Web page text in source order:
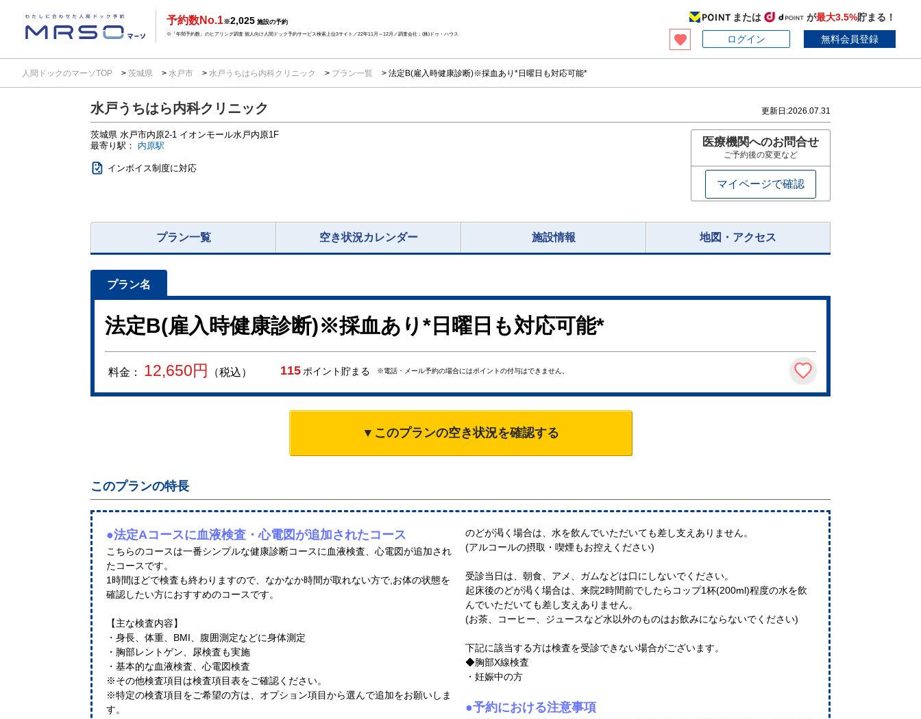
予約数No.1※2,025 施設の予約
※「年間予約数」のヒアリング調査 個人向け人間ドック予約サービス検索上位3サイト／22年11月～12月／調査会社：(株)ドゥ・ハウス
または が最大3.5%貯まる！
ログイン
無料会員登録
人間ドックのマーソTOP 茨城県 水戸市 水戸うちはら内科クリニック プラン一覧 法定B(雇入時健康診断)※採血あり*日曜日も対応可能*
水戸うちはら内科クリニック 更新日:2026.07.31
茨城県 水戸市内原2-1 イオンモール水戸内原1F
最寄り駅： 内原駅
インボイス制度に対応
医療機関へのお問合せ
ご予約後の変更など
マイページで確認
プラン一覧 空き状況カレンダー 施設情報 地図・アクセス
法定B(雇入時健康診断)※採血あり*日曜日も対応可能*
料金： 12,650円 （税込） 115 ポイント貯まる ※電話・メール予約の場合にはポイントの付与はできません。
▼このプランの空き状況を確認する
このプランの特長
●法定Aコースに血液検査・心電図が追加されたコース
こちらのコースは一番シンプルな健康診断コースに血液検査、心電図が追加され
たコースです。
1時間ほどで検査も終わりますので、なかなか時間が取れない方で,お体の状態を
確認したい方におすすめのコースです。
【主な検査内容】
・身長、体重、BMI、腹囲測定などに身体測定
・胸部レントゲン、尿検査も実施
・基本的な血液検査、心電図検査
※その他検査項目は検査項目表をご確認ください。
※特定の検査項目をご希望の方は、オプション項目から選んで追加をお願いしま
す。
のどが渇く場合は、水を飲んでいただいても差し支えありません。
(アルコールの摂取・喫煙もお控えください)
受診当日は、朝食、アメ、ガムなどは口にしないでください。
起床後のどが渇く場合は、来院2時間前でしたらコップ1杯(200ml)程度の水を飲
んでいただいても差し支えありません。
(お茶、コーヒー、ジュースなど水以外のものはお飲みにならないでください)
下記に該当する方は検査を受診できない場合がございます。
◆胸部X線検査
・妊娠中の方
●予約における注意事項